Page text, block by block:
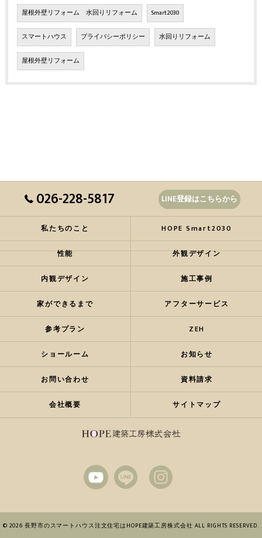
屋根外壁リフォーム 水回りリフォーム Smart2030
スマートハウス プライバシーポリシー 水回りリフォーム
屋根外壁リフォーム
026-228-5817 LINE登録はこちらから
私たちのこと HOPE Smart2030
性能 外観デザイン
内観デザイン 施工事例
家ができるまで アフターサービス
参考プラン ZEH
ショールーム お知らせ
お問い合わせ 資料請求
会社概要 サイトマップ
© 2026 長野市のスマートハウス注文住宅はHOPE建築工房株式会社 ALL RIGHTS RESERVED.